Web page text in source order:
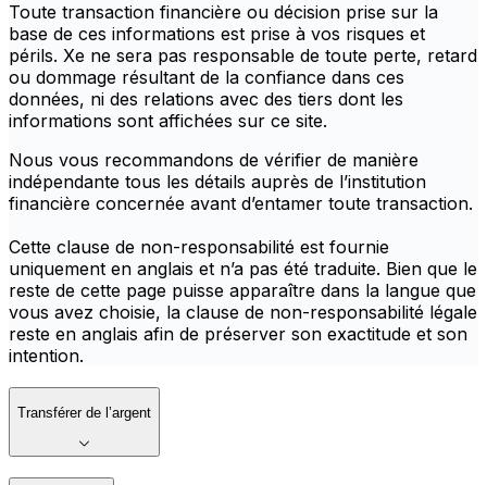
Toute transaction financière ou décision prise sur la
base de ces informations est prise à vos risques et
périls. Xe ne sera pas responsable de toute perte, retard
ou dommage résultant de la confiance dans ces
données, ni des relations avec des tiers dont les
informations sont affichées sur ce site.
Nous vous recommandons de vérifier de manière
indépendante tous les détails auprès de l’institution
financière concernée avant d’entamer toute transaction.
Cette clause de non-responsabilité est fournie
uniquement en anglais et n’a pas été traduite. Bien que le
reste de cette page puisse apparaître dans la langue que
vous avez choisie, la clause de non-responsabilité légale
reste en anglais afin de préserver son exactitude et son
intention.
Transférer de l’argent